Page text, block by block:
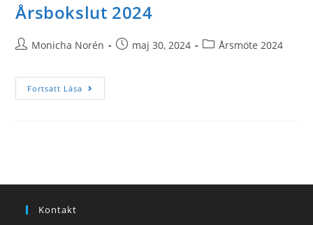
Årsbokslut 2024
Monicha Norén maj 30, 2024 Årsmöte 2024
Fortsätt Läsa
Kontakt